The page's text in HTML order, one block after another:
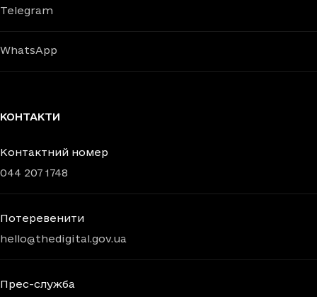
Telegram
WhatsApp
КОНТАКТИ
Контактний номер
044 207 1748
Потеревенити
hello@thedigital.gov.ua
Прес-служба